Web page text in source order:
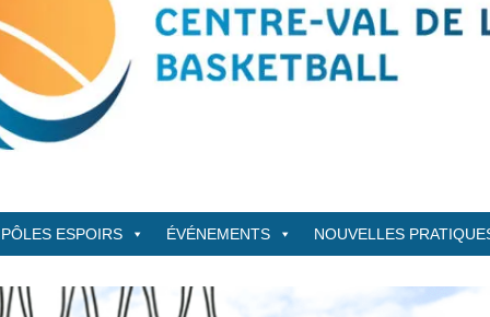
PÔLES ESPOIRS ÉVÉNEMENTS NOUVELLES